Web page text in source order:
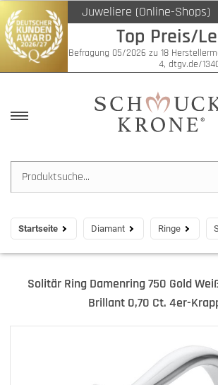
Juweliere (Online-Shops)
Top Preis/
Befragung 05/2026 zu 18
4, dtgv.de/
Startseite Diamant Ringe
Solitär Ring Damenring 750 Gold
Brillant 0,70 Ct. 4er-